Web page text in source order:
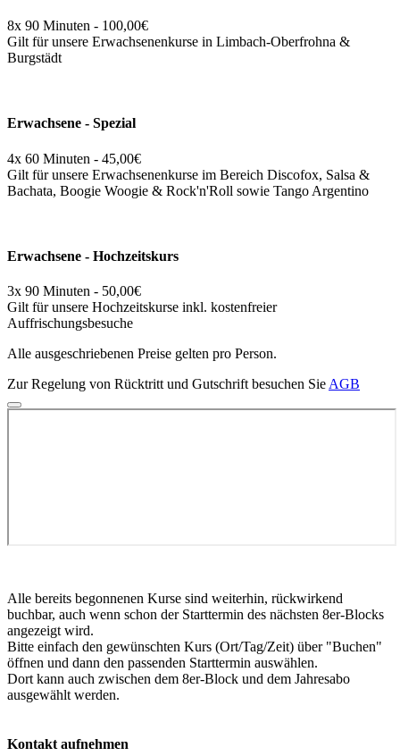
8x 90 Minuten - 100,00€
Gilt für unsere Erwachsenenkurse in Limbach-Oberfrohna &
Burgstädt
Erwachsene - Spezial
4x 60 Minuten - 45,00€
Gilt für unsere Erwachsenenkurse im Bereich Discofox, Salsa &
Bachata, Boogie Woogie & Rock'n'Roll sowie Tango Argentino
Erwachsene - Hochzeitskurs
3x 90 Minuten - 50,00€
Gilt für unsere Hochzeitskurse inkl. kostenfreier
Auffrischungsbesuche
Alle ausgeschriebenen Preise gelten pro Person.
Zur Regelung von Rücktritt und Gutschrift besuchen Sie AGB
Alle bereits begonnenen Kurse sind weiterhin, rückwirkend
buchbar, auch wenn schon der Starttermin des nächsten 8er-Blocks
angezeigt wird.
Bitte einfach den gewünschten Kurs (Ort/Tag/Zeit) über "Buchen"
öffnen und dann den passenden Starttermin auswählen.
Dort kann auch zwischen dem 8er-Block und dem Jahresabo
ausgewählt werden.
Kontakt aufnehmen